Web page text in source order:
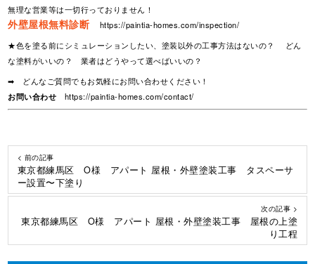
無理な営業等は一切行っておりません！
外壁屋根無料診断
https://paintia-homes.com/inspection/
★色を塗る前にシミュレーションしたい、塗装以外の工事方法はないの？ どん
な塗料がいいの？ 業者はどうやって選べばいいの？
➡ どんなご質問でもお気軽にお問い合わせください！
お問い合わせ
https://paintia-homes.com/contact/
< 前の記事
東京都練馬区 O様 アパート 屋根・外壁塗装工事 タスペーサ
ー設置〜下塗り
次の記事 >
東京都練馬区 O様 アパート 屋根・外壁塗装工事 屋根の上塗
り工程